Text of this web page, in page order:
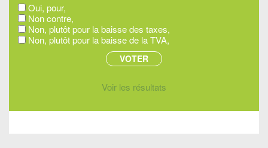
Oui, pour,
Non contre,
Non, plutôt pour la baisse des taxes,
Non, plutôt pour la baisse de la TVA,
Voir les résultats